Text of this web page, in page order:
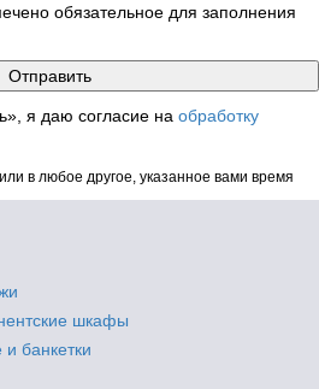
обязательное для заполнения
я даю согласие на обработку
в любое другое, указанное вами время
шкафы
банкетки